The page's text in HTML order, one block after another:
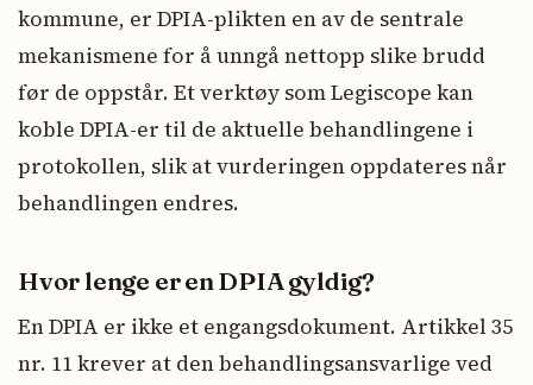
kommune, er DPIA-plikten en av de sentrale
mekanismene for å unngå nettopp slike brudd
før de oppstår. Et verktøy som Legiscope kan
koble DPIA-er til de aktuelle behandlingene i
protokollen, slik at vurderingen oppdateres når
behandlingen endres.
Hvor lenge er en DPIA gyldig?
En DPIA er ikke et engangsdokument. Artikkel 35
nr. 11 krever at den behandlingsansvarlige ved